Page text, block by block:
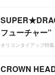
フューチャー”
オリコンタイアップ特集
CROWN